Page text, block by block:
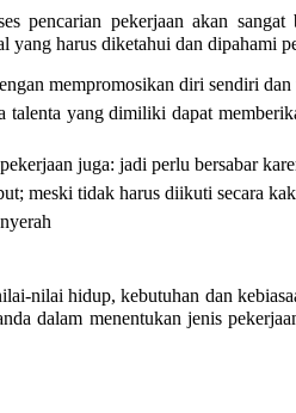
pencarian pekerjaan akan
yang harus diketahui dan dipahami
mempromosikan diri sendiri
talenta yang dimiliki dapat
juga: jadi perlu bersabar
meski tidak harus diikuti secara
nilai hidup, kebutuhan dan
dalam menentukan jenis